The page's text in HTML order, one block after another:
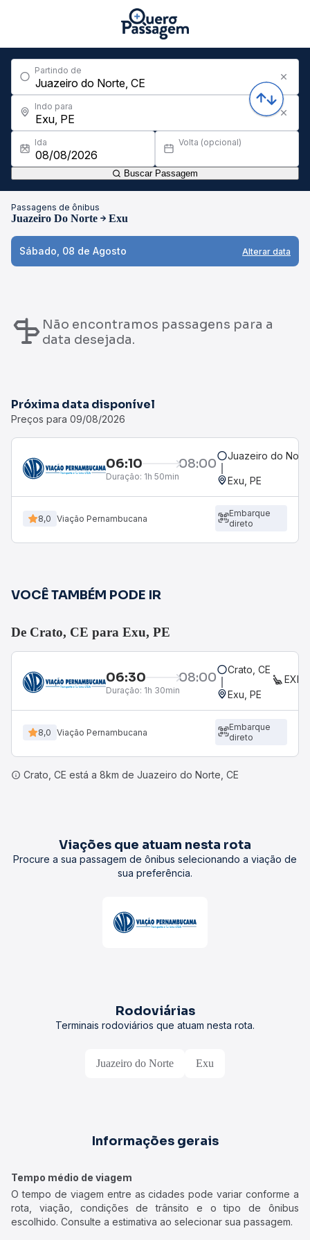
Partindo de
Indo para
Ida Volta (opcional)
Buscar Passagem
Passagens de ônibus
Juazeiro Do Norte Exu
Sábado, 08 de Agosto Alterar data
Não encontramos passagens para a
data desejada.
Próxima data disponível
Preços para 09/08/2026
06:10 08:00
Duração: 1h 50min
Juazeiro do
Exu, PE
8,0 Viação Pernambucana
Embarque
direto
VOCÊ TAMBÉM PODE IR
De Crato, CE para Exu, PE
06:30 08:00
Duração: 1h 30min
Crato, CE
Exu, PE
8,0 Viação Pernambucana
Embarque
direto
Crato, CE está a 8km de Juazeiro do Norte, CE
Viações que atuam nesta rota
Procure a sua passagem de ônibus selecionando a viação de
sua preferência.
Rodoviárias
Terminais rodoviários que atuam nesta rota.
Juazeiro do Norte Exu
Informações gerais
Tempo médio de viagem
O tempo de viagem entre as cidades pode variar conforme a
rota, viação, condições de trânsito e o tipo de ônibus
escolhido. Consulte a estimativa ao selecionar sua passagem.